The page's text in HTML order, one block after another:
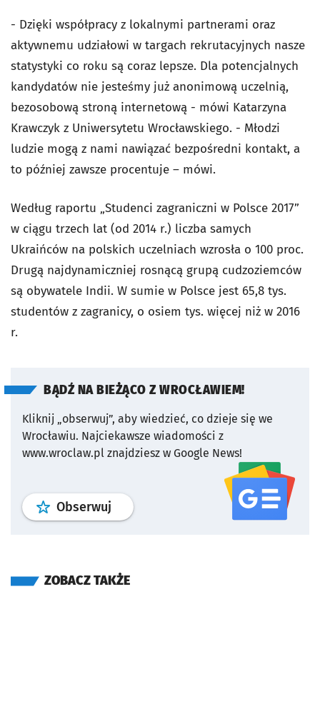
- Dzięki współpracy z lokalnymi partnerami oraz
aktywnemu udziałowi w targach rekrutacyjnych nasze
statystyki co roku są coraz lepsze. Dla potencjalnych
kandydatów nie jesteśmy już anonimową uczelnią,
bezosobową stroną internetową - mówi Katarzyna
Krawczyk z Uniwersytetu Wrocławskiego. - Młodzi
ludzie mogą z nami nawiązać bezpośredni kontakt, a
to później zawsze procentuje – mówi.
Według raportu „Studenci zagraniczni w Polsce 2017”
w ciągu trzech lat (od 2014 r.) liczba samych
Ukraińców na polskich uczelniach wzrosła o 100 proc.
Drugą najdynamiczniej rosnącą grupą cudzoziemców
są obywatele Indii. W sumie w Polsce jest 65,8 tys.
studentów z zagranicy, o osiem tys. więcej niż w 2016
r.
BĄDŹ NA BIEŻĄCO Z WROCŁAWIEM!
Kliknij „obserwuj”, aby wiedzieć, co dzieje się we
Wrocławiu. Najciekawsze wiadomości z
www.wroclaw.pl znajdziesz w Google News!
Obserwuj profil serwisu
ZOBACZ TAKŻE